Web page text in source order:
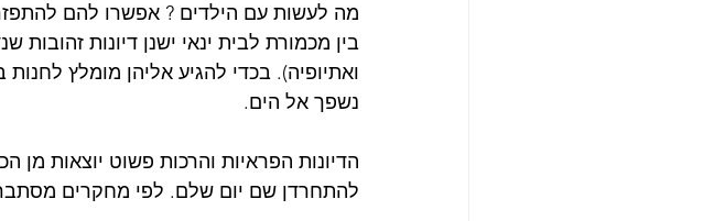
מה לעשות עם הילדים ? אפשרו להם
בין מכמורת לבית ינאי ישנן דיונות זהובות
ואתיופיה). בכדי להגיע אליהן מומלץ
נשפך אל הים.
הדיונות הפראיות והרכות פשוט יוצאות
להתחרדן שם יום שלם. לפי מחקרים